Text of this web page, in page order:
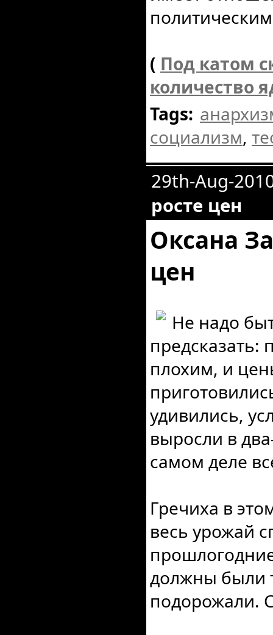
( Под катом
количество
Tags:
социализм,
29th-Aug-
росте цен
Оксана
цен
Не надо
предсказать:
плохим, и
удивились,
выросли в
самом деле
Гречиха в
весь урожай
должны были
подорожали.